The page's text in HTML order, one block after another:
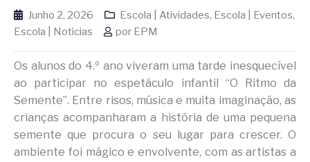
Junho 2, 2026 Escola | Atividades, Escola | Eventos,
Escola | Noticias
por EPM
Os alunos do 4.º ano viveram uma tarde inesquecível
ao participar no espetáculo infantil “O Ritmo da
Semente”. Entre risos, música e muita imaginação, as
crianças acompanharam a história de uma pequena
semente que procura o seu lugar para crescer. O
ambiente foi mágico e envolvente, com as artistas a